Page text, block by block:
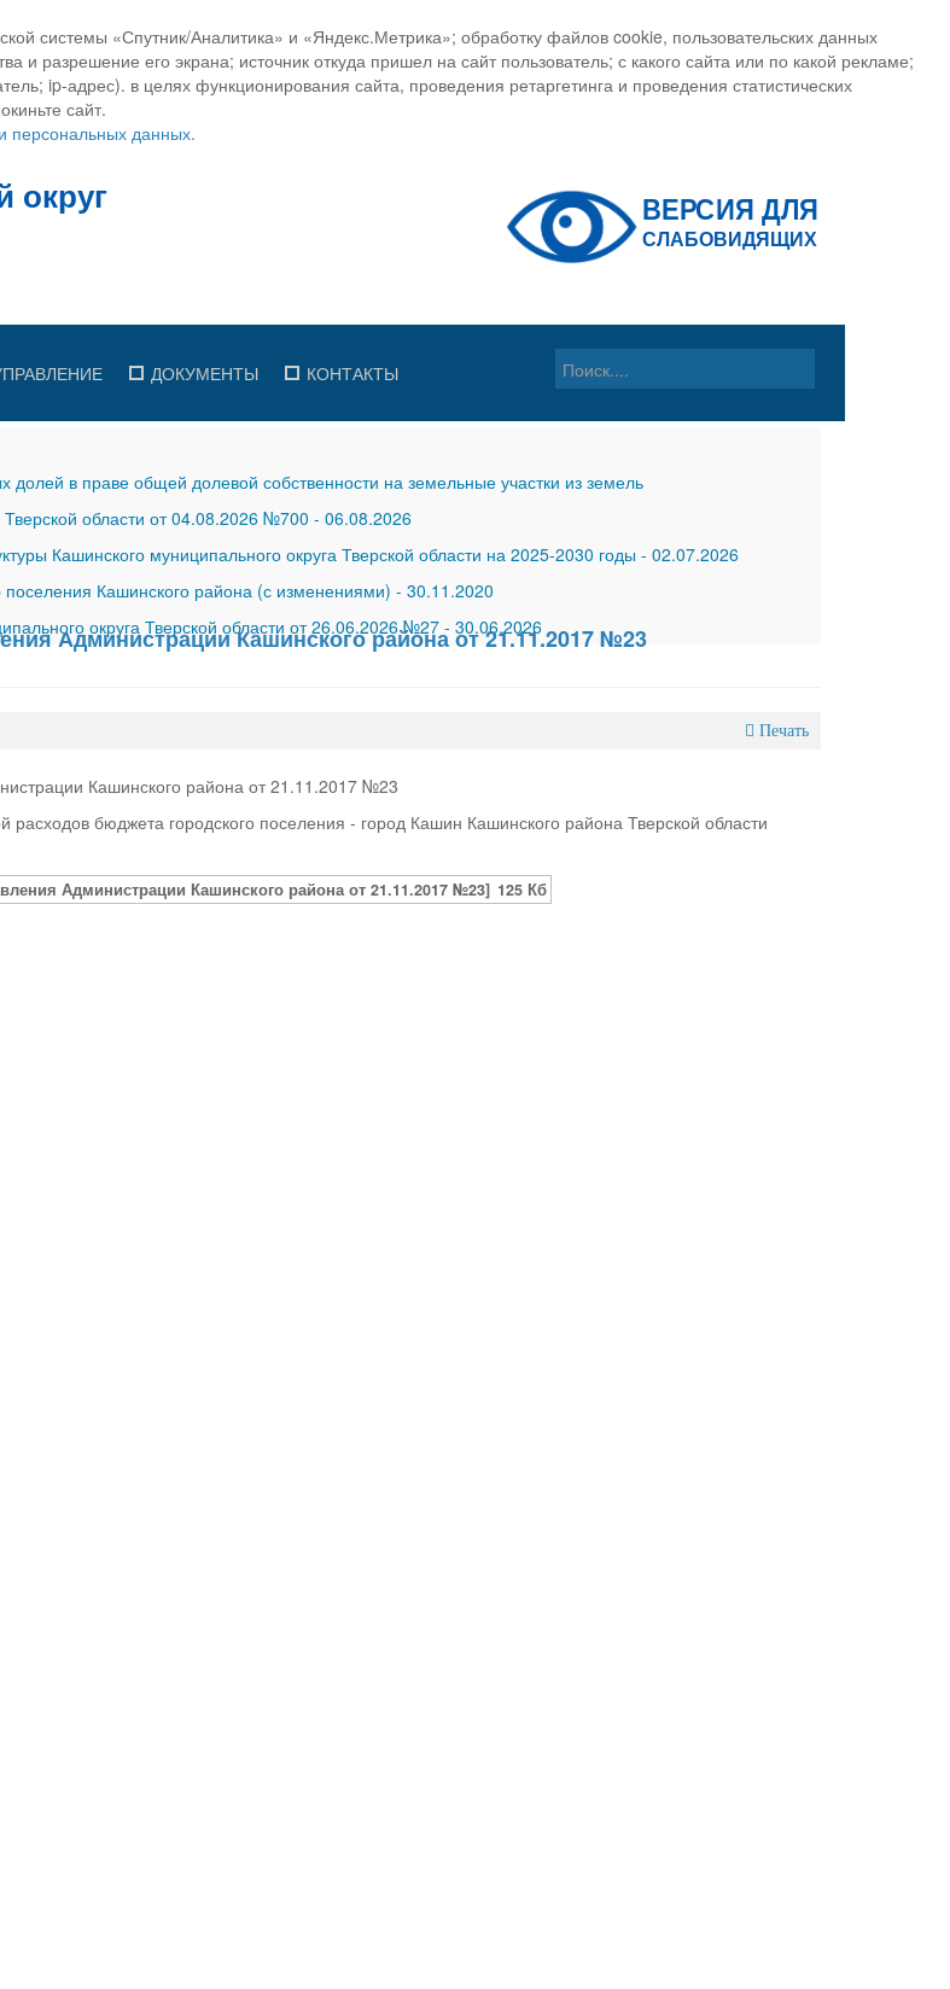
системы «Спутник/Аналитика» и «Яндекс.Метрика»; обработку файлов cookie, пользовательских данных
разрешение его экрана; источник откуда пришел на сайт пользователь; с какого сайта или по какой рекламе;
ip-адрес). в целях функционирования сайта, проведения ретаргетинга и проведения статистических
сайт.
персональных данных.
ДОКУМЕНТЫ КОНТАКТЫ
в праве общей долевой собственности на земельные участки из земель
области от 04.08.2026 №700 - 06.08.2026
Кашинского муниципального округа Тверской области на 2025-2030 годы - 02.07.2026
поселения Кашинского района (с изменениями) - 30.11.2020
округа Тверской области от 26.06.2026 №27 - 30.06.2026
Администрации Кашинского района от 21.11.2017 №23
Печать
Кашинского района от 21.11.2017 №23
бюджета городского поселения - город Кашин Кашинского района Тверской области
Администрации Кашинского района от 21.11.2017 №23] 125 Кб